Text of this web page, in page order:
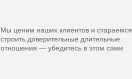
Мы ценим наших клиентов и стараемся
строить доверительные длительные
отношения — убедитесь в этом сами